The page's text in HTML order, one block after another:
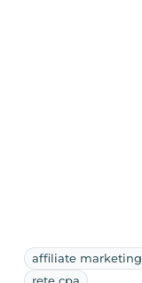
affiliate marketing